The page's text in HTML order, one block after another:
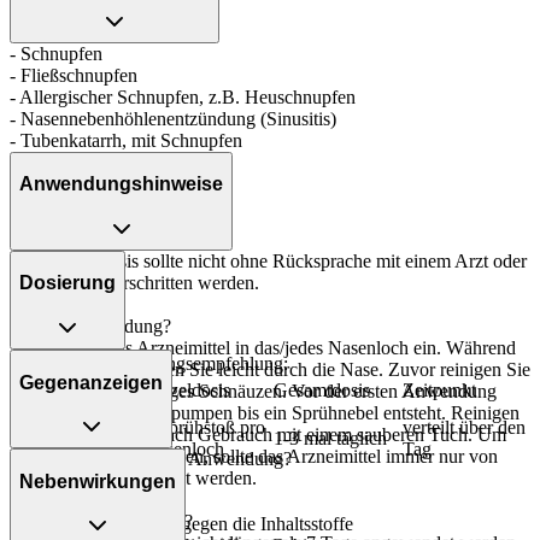
- Schnupfen
- Fließschnupfen
- Allergischer Schnupfen, z.B. Heuschnupfen
- Nasennebenhöhlenentzündung (Sinusitis)
- Tubenkatarrh, mit Schnupfen
Anwendungshinweise
Die Gesamtdosis sollte nicht ohne Rücksprache mit einem Arzt oder
Apotheker überschritten werden.
Art der Anwendung?
Sprühen Sie das Arzneimittel in das/jedes Nasenloch ein. Während
des Einsprühens atmen Sie leicht durch die Nase. Zuvor reinigen Sie
die Nase durch kräftiges Schnäuzen. Vor der ersten Anwendung
sollten Sie mehrmals pumpen bis ein Sprühnebel entsteht. Reinigen
Sie den Sprühkopf nach Gebrauch mit einem sauberen Tuch. Um
Infektionen zu vermeiden, sollte das Arzneimittel immer nur von
einem Patienten benutzt werden.
Dauer der Anwendung?
Dosierung
Allgemeine Dosierungsempfehlung:
Personenkreis
Einzeldosis Gesamtdosis
Zeitpunkt
12 Jahren und
1 Sprühstoß pro
Nasenloch
1-3 mal täglich
verteilt über den
Tag
Gegenanzeigen
Was spricht gegen eine Anwendung?
- Überempfindlichkeit gegen die Inhaltsstoffe
Nebenwirkungen